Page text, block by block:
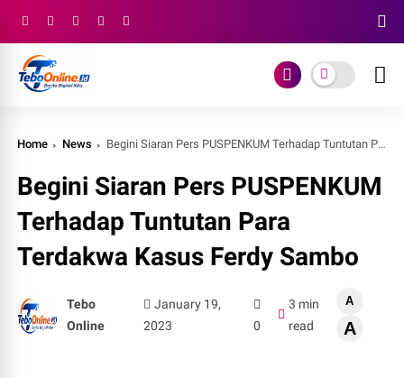
Home News Begini Siaran Pers PUSPENKUM Terhadap Tuntutan Para Terdakwa Kasus Ferdy Sambo
Begini Siaran Pers PUSPENKUM
Terhadap Tuntutan Para
Terdakwa Kasus Ferdy Sambo
Tebo
Online
January 19,
2023
0
3 min
read
A
A